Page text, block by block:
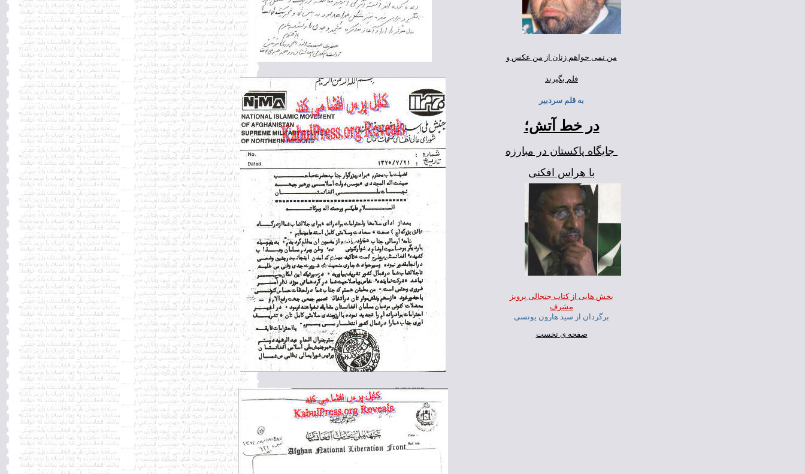
من نمی خواهم زنان از من عکس و
فلم بگيرند
به قلم سردبير
در خط آتش؛
جايگاه پاکستان در مبارزه
با هراس افکنی
بخش هايی از کتاب جنجالی پرويز
مشرف
برگردان از سيد هارون يونسی
صفحه ی نخست